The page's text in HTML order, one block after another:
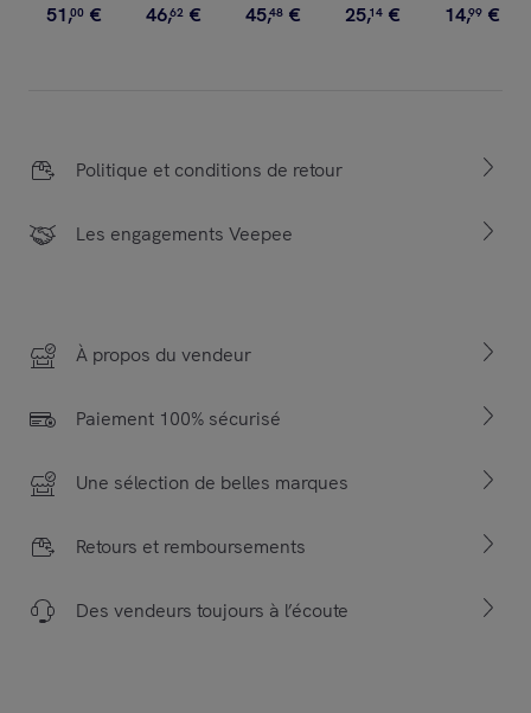
51,00 € 46,62 € 45,48 € 25,14 € 14,99 €
Politique et conditions de retour
Les engagements Veepee
À propos du vendeur
Paiement 100% sécurisé
Une sélection de belles marques
Retours et remboursements
Des vendeurs toujours à l’écoute